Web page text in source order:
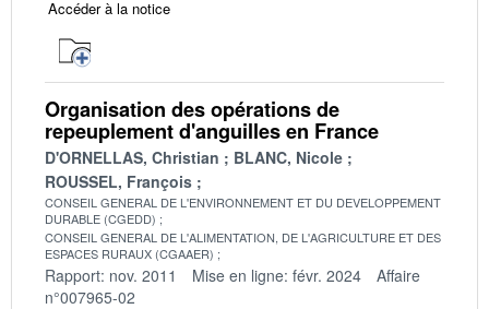
Accéder à la notice
Organisation des opérations de
repeuplement d'anguilles en France
D'ORNELLAS, Christian
BLANC, Nicole
ROUSSEL, François
CONSEIL GENERAL DE L'ENVIRONNEMENT ET DU DEVELOPPEMENT
DURABLE (CGEDD)
CONSEIL GENERAL DE L'ALIMENTATION, DE L'AGRICULTURE ET DES
ESPACES RURAUX (CGAAER)
Rapport: nov. 2011 Mise en ligne: févr. 2024
Affaire
n°007965-02